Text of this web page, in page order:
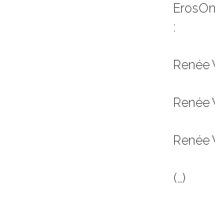
:
Renée
Renée
Renée
(…)